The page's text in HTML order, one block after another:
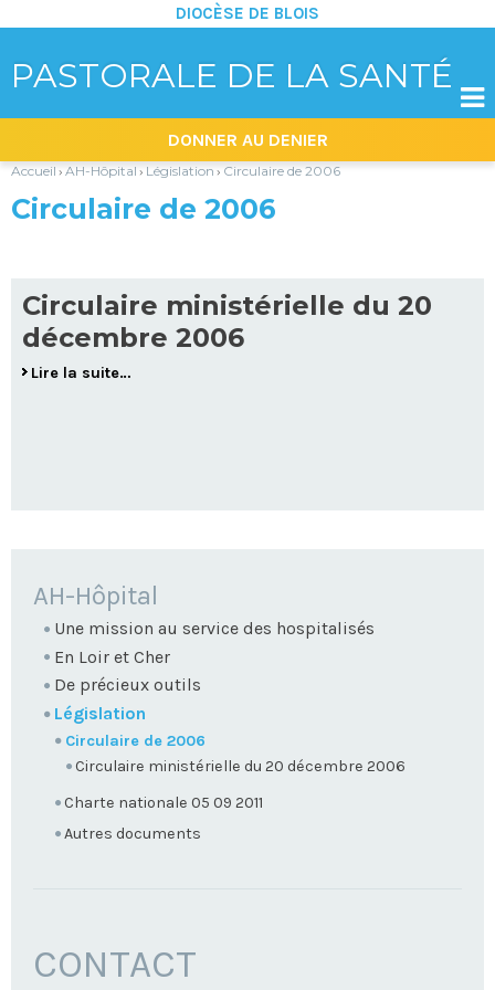
PASTORALE DE LA SANTÉ
DIOCÈSE DE BLOIS
|
Aller
navigation
DONNER AU DENIER

Accueil › AH-Hôpital › Législation › Circulaire de 2006
Circulaire de 2006
Circulaire ministérielle du 20
décembre 2006
Lire la suite…
NAVIGATION
AH-Hôpital
Une mission au service des hospitalisés
En Loir et Cher
De précieux outils
Législation
Circulaire de 2006
Circulaire ministérielle du 20 décembre 2006
Charte nationale 05 09 2011
Autres documents
CONTACT